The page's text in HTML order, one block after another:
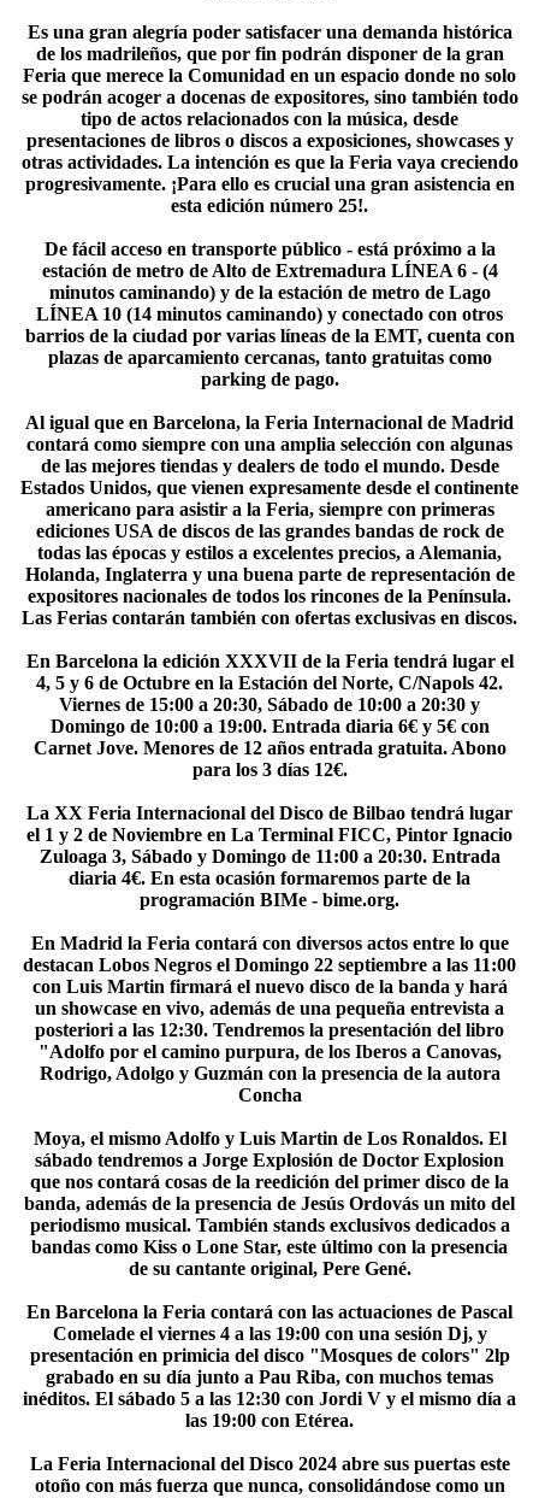
Es una gran alegría poder satisfacer una demanda histórica
de los madrileños, que por fin podrán disponer de la gran
Feria que merece la Comunidad en un espacio donde no solo
se podrán acoger a docenas de expositores, sino también todo
tipo de actos relacionados con la música, desde
presentaciones de libros o discos a exposiciones, showcases y
otras actividades. La intención es que la Feria vaya creciendo
progresivamente. ¡Para ello es crucial una gran asistencia en
esta edición número 25!.
De fácil acceso en transporte público - está próximo a la
estación de metro de Alto de Extremadura LÍNEA 6 - (4
minutos caminando) y de la estación de metro de Lago
LÍNEA 10 (14 minutos caminando) y conectado con otros
barrios de la ciudad por varias líneas de la EMT, cuenta con
plazas de aparcamiento cercanas, tanto gratuitas como
parking de pago.
Al igual que en Barcelona, la Feria Internacional de Madrid
contará como siempre con una amplia selección con algunas
de las mejores tiendas y dealers de todo el mundo. Desde
Estados Unidos, que vienen expresamente desde el continente
americano para asistir a la Feria, siempre con primeras
ediciones USA de discos de las grandes bandas de rock de
todas las épocas y estilos a excelentes precios, a Alemania,
Holanda, Inglaterra y una buena parte de representación de
expositores nacionales de todos los rincones de la Península.
Las Ferias contarán también con ofertas exclusivas en discos.
En Barcelona la edición XXXVII de la Feria tendrá lugar el
4, 5 y 6 de Octubre en la Estación del Norte, C/Napols 42.
Viernes de 15:00 a 20:30, Sábado de 10:00 a 20:30 y
Domingo de 10:00 a 19:00. Entrada diaria 6€ y 5€ con
Carnet Jove. Menores de 12 años entrada gratuita. Abono
para los 3 días 12€.
La XX Feria Internacional del Disco de Bilbao tendrá lugar
el 1 y 2 de Noviembre en La Terminal FICC, Pintor Ignacio
Zuloaga 3, Sábado y Domingo de 11:00 a 20:30. Entrada
diaria 4€. En esta ocasión formaremos parte de la
programación BIMe - bime.org.
En Madrid la Feria contará con diversos actos entre lo que
destacan Lobos Negros el Domingo 22 septiembre a las 11:00
con Luis Martin firmará el nuevo disco de la banda y hará
un showcase en vivo, además de una pequeña entrevista a
posteriori a las 12:30. Tendremos la presentación del libro
"Adolfo por el camino purpura, de los Iberos a Canovas,
Rodrigo, Adolgo y Guzmán con la presencia de la autora
Concha
Moya, el mismo Adolfo y Luis Martin de Los Ronaldos. El
sábado tendremos a Jorge Explosión de Doctor Explosion
que nos contará cosas de la reedición del primer disco de la
banda, además de la presencia de Jesús Ordovás un mito del
periodismo musical. También stands exclusivos dedicados a
bandas como Kiss o Lone Star, este último con la presencia
de su cantante original, Pere Gené.
En Barcelona la Feria contará con las actuaciones de Pascal
Comelade el viernes 4 a las 19:00 con una sesión Dj, y
presentación en primicia del disco "Mosques de colors" 2lp
grabado en su día junto a Pau Riba, con muchos temas
inéditos. El sábado 5 a las 12:30 con Jordi V y el mismo día a
las 19:00 con Etérea.
La Feria Internacional del Disco 2024 abre sus puertas este
otoño con más fuerza que nunca, consolidándose como un